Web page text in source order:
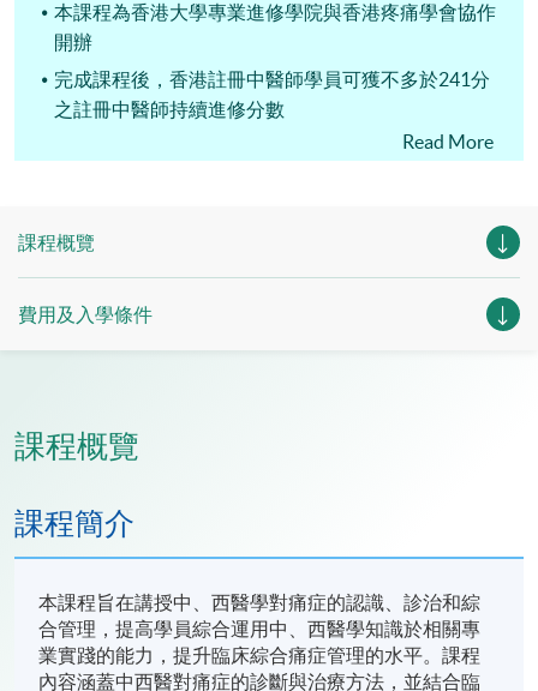
本課程為香港大學專業進修學院與香港疼痛學會協作
開辦
完成課程後，香港註冊中醫師學員可獲不多於241分
之註冊中醫師持續進修分數
本課程已成功登記成為「中醫藥發展基金」合資格培
Read More
課程概覽
費用及入學條件
課程概覽
課程簡介
本課程旨在講授中、西醫學對痛症的認識、診治和綜
合管理，提高學員綜合運用中、西醫學知識於相關專
業實踐的能力，提升臨床綜合痛症管理的水平。課程
內容涵蓋中西醫對痛症的診斷與治療方法，並結合臨